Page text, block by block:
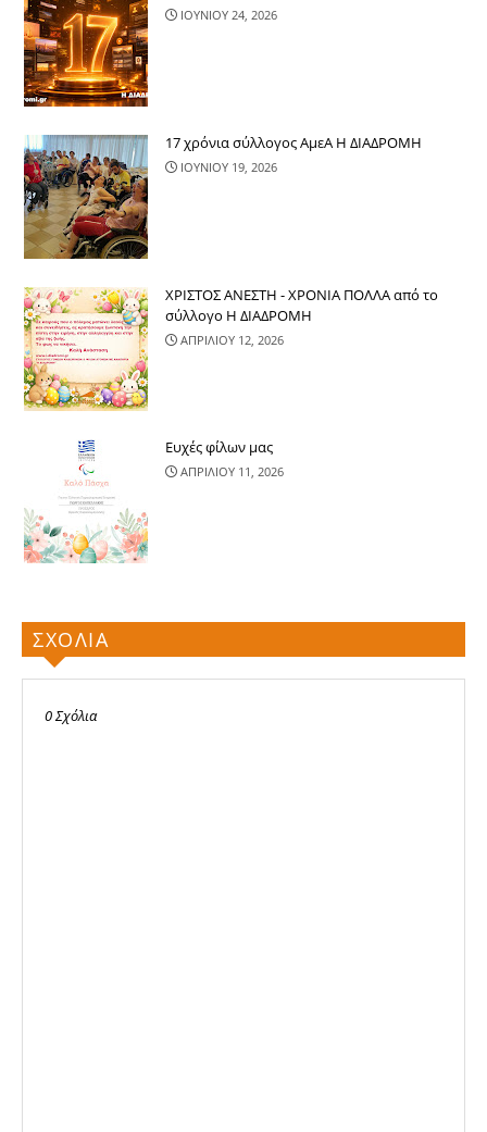
ΙΟΥΝΙΟΥ 24, 2026
17 χρόνια σύλλογος ΑμεΑ Η ΔΙΑΔΡΟΜΗ
ΙΟΥΝΙΟΥ 19, 2026
ΧΡΙΣΤΟΣ ΑΝΕΣΤΗ - ΧΡΟΝΙΑ ΠΟΛΛΑ από το
σύλλογο Η ΔΙΑΔΡΟΜΗ
ΑΠΡΙΛΙΟΥ 12, 2026
Ευχές φίλων μας
ΑΠΡΙΛΙΟΥ 11, 2026
ΣΧΟΛΙΑ
0 Σχόλια